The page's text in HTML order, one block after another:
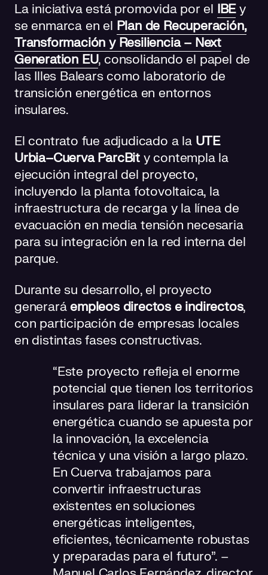
La iniciativa está promovida por el IBEy
se enmarca en el Plan de Recuperación,
Transformación y Resiliencia – Next
Generation EU, consolidando el papel de
las Illes Balears como laboratorio de
transición energética en entornos
insulares.
El contrato fue adjudicado a la UTE
Urbia–Cuerva ParcBit y contempla la
ejecución integral del proyecto,
incluyendo la planta fotovoltaica, la
infraestructura de recarga y la línea de
evacuación en media tensión necesaria
para su integración en la red interna del
parque.
Durante su desarrollo, el proyecto
generará empleos directos e indirectos,
con participación de empresas locales
en distintas fases constructivas.
“Este proyecto refleja el enorme
potencial que tienen los territorios
insulares para liderar la transición
energética cuando se apuesta por
la innovación, la excelencia
técnica y una visión a largo plazo.
En Cuerva trabajamos para
convertir infraestructuras
existentes en soluciones
energéticas inteligentes,
eficientes, técnicamente robustas
y preparadas para el futuro”. –